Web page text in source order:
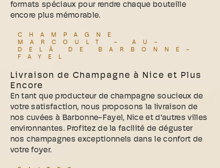
formats spéciaux pour rendre chaque bouteille
encore plus mémorable.
CHAMPAGNE
MARCOULT - AU-
DELÀ DE BARBONNE-
FAYEL
Livraison de Champagne à Nice et Plus
Encore
En tant que producteur de champagne soucieux de
votre satisfaction, nous proposons la livraison de
nos cuvées à Barbonne-Fayel, Nice et d'autres villes
environnantes. Profitez de la facilité de déguster
nos champagnes exceptionnels dans le confort de
votre foyer.